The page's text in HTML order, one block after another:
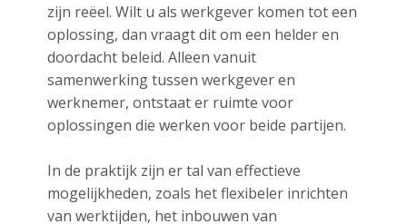
zijn reëel. Wilt u als werkgever komen tot een
oplossing, dan vraagt dit om een helder en
doordacht beleid. Alleen vanuit
samenwerking tussen werkgever en
werknemer, ontstaat er ruimte voor
oplossingen die werken voor beide partijen.
In de praktijk zijn er tal van effectieve
mogelijkheden, zoals het flexibeler inrichten
van werktijden, het inbouwen van